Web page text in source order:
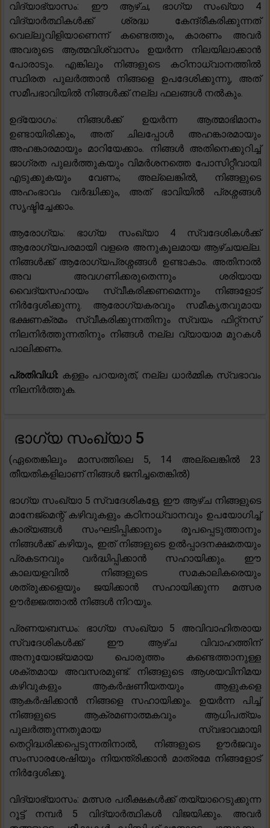
വിദ്യാഭ്യാസം: ഈ ആഴ്ച, ഭാഗ്യ സംഖ്യാ 4
വിദ്യാർത്ഥികൾക്ക് ശ്രദ്ധ കേന്ദ്രീകരിക്കുന്നത്
വെല്ലുവിളിയാണെന്ന് കണ്ടെത്തും, കാരണം അവർ
അവരുടെ ആത്മവിശ്വാസം ഉയർന്ന നിലയിലാക്കാൻ
പോരാടും. എങ്കിലും നിങ്ങളുടെ കഠിനാധ്വാനത്തിൽ
സ്ഥിരത പുലർത്താൻ നിങ്ങളെ ഉപദേശിക്കുന്നു, അത്
സമീപഭാവിയിൽ നിങ്ങൾക്ക് നല്ല ഫലങ്ങൾ നൽകും.
ഉദ്യോഗം: നിങ്ങൾക്ക് ഉയർന്ന ആത്മാഭിമാനം
ഉണ്ടായിരിക്കും, അത് ചിലപ്പോൾ അഹങ്കാരമായും
അഹങ്കാരമായും മാറിയേക്കാം. നിങ്ങൾ അതിനെക്കുറിച്ച്
ജാഗ്രത പുലർത്തുകയും വിമർശനത്തെ പോസിറ്റീവായി
എടുക്കുകയും വേണം; അല്ലെങ്കിൽ, നിങ്ങളുടെ
അഹംഭാവം വർദ്ധിക്കും, അത് ഭാവിയിൽ പ്രശ്നങ്ങൾ
സൃഷ്ടിച്ചേക്കാം.
ആരോഗ്യം: ഭാഗ്യ സംഖ്യാ 4 സ്വദേശികൾക്ക്
ആരോഗ്യപരമായി വളരെ അനുകൂലമായ ആഴ്ചയല്ല.
നിങ്ങൾക്ക് ആരോഗ്യപ്രശ്നങ്ങൾ ഉണ്ടാകാം. അതിനാൽ
അവ അവഗണിക്കരുതെന്നും ശരിയായ
വൈദ്യസഹായം സ്വീകരിക്കണമെന്നും നിങ്ങളോട്
നിർദ്ദേശിക്കുന്നു. ആരോഗ്യകരവും സമീകൃതവുമായ
ഭക്ഷണക്രമം സ്വീകരിക്കുന്നതിനും സ്വയം ഫിറ്റ്നസ്
നിലനിർത്തുന്നതിനും നിങ്ങൾ നല്ല വ്യായാമ മുറകൾ
പാലിക്കണം.
പ്രതിവിധി: കള്ളം പറയരുത്, നല്ല ധാർമ്മിക സ്വഭാവം
നിലനിർത്തുക.
ഭാഗ്യ സംഖ്യാ 5
(ഏതെങ്കിലും മാസത്തിലെ 5, 14 അല്ലെങ്കിൽ 23
തീയതികളിലാണ് നിങ്ങൾ ജനിച്ചതെങ്കിൽ)
ഭാഗ്യ സംഖ്യാ 5 സ്വദേശികളേ, ഈ ആഴ്ച നിങ്ങളുടെ
മാനേജ്‌മെന്റ് കഴിവുകളും കഠിനാധ്വാനവും ഉപയോഗിച്ച്
കാര്യങ്ങൾ സംഘടിപ്പിക്കാനും രൂപപ്പെടുത്താനും
നിങ്ങൾക്ക് കഴിയും, ഇത് നിങ്ങളുടെ ഉൽപ്പാദനക്ഷമതയും
പ്രകടനവും വർദ്ധിപ്പിക്കാൻ സഹായിക്കും. ഈ
കാലയളവിൽ നിങ്ങളുടെ സമകാലികരെയും
ശത്രുക്കളെയും ജയിക്കാൻ സഹായിക്കുന്ന മത്സര
ഊർജ്ജത്താൽ നിങ്ങൾ നിറയും.
പ്രണയബന്ധം: ഭാഗ്യ സംഖ്യാ 5 അവിവാഹിതരായ
സ്വദേശികൾക്ക് ഈ ആഴ്ച വിവാഹത്തിന്
അനുയോജ്യമായ പൊരുത്തം കണ്ടെത്താനുള്ള
ശക്തമായ അവസരമുണ്ട്. നിങ്ങളുടെ ആശയവിനിമയ
കഴിവുകളും ആകർഷണീയതയും ആളുകളെ
ആകർഷിക്കാൻ നിങ്ങളെ സഹായിക്കും. ഉയർന്ന പിച്ച്
നിങ്ങളുടെ ആക്രമണാത്മകവും ആധിപത്യം
പുലർത്തുന്നതുമായ സ്വഭാവമായി
തെറ്റിദ്ധരിക്കപ്പെടുന്നതിനാൽ, നിങ്ങളുടെ ഊർജവും
സംസാരശേഷിയും നിയന്ത്രിക്കാൻ മാത്രമേ നിങ്ങളോട്
നിർദ്ദേശിക്കൂ.
വിദ്യാഭ്യാസം: മത്സര പരീക്ഷകൾക്ക് തയ്യാറെടുക്കുന്ന
റൂട്ട് നമ്പർ 5 വിദ്യാർത്ഥികൾ വിജയിക്കും. അവർ